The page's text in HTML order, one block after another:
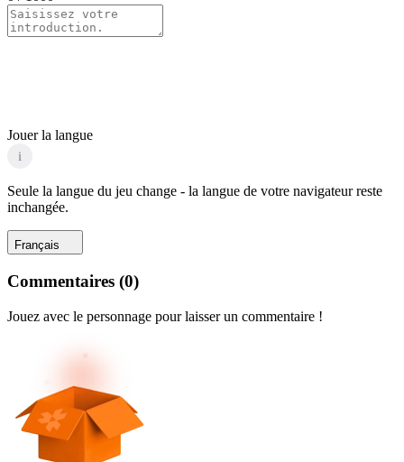
Jouer la langue
i
Seule la langue du jeu change - la langue de votre navigateur reste
inchangée.
Français
Commentaires (0)
Jouez avec le personnage pour laisser un commentaire !